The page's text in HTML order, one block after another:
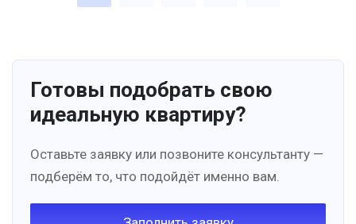
Готовы подобрать свою
идеальную квартиру?
Оставьте заявку или позвоните консультанту —
подберём то, что подойдёт именно вам.